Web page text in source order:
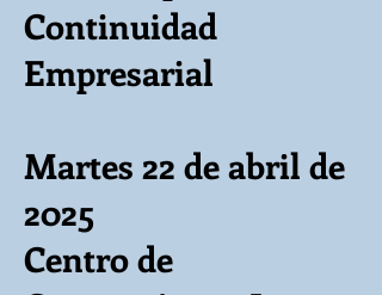
Continuidad
Empresarial
Martes 22 de abril de
2025
Centro de